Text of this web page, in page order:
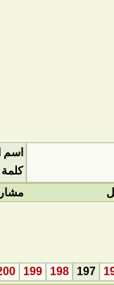
اسم
كلمة
197
198
199